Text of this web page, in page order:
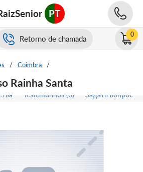
PT
Retorno de chamada 0
/ Coimbra /
Rainha Santa
Testemunhos (0) Задать вопрос